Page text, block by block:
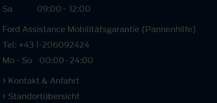
Sa
09:00- 12:00
Ford Assistance Mobilitätsgarantie (Pannenhilfe)
Tel: +43 1-206092424
Mo - So
00:00-24:00
Kontakt & Anfahrt
Standortübersicht